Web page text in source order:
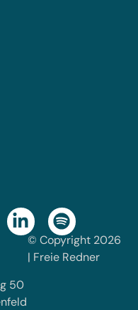
50
© Copyright 2026
| Freie Redner